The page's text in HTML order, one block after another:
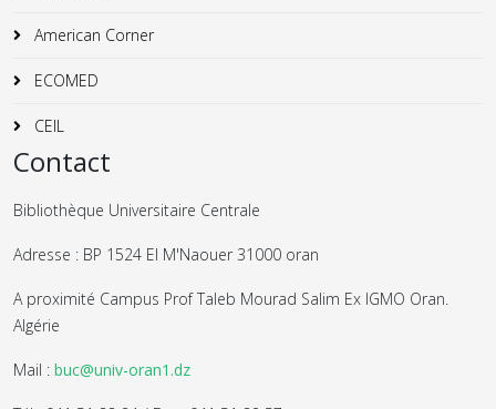
American Corner
ECOMED
CEIL
Contact
Bibliothèque Universitaire Centrale
Adresse : BP 1524 El M'Naouer 31000 oran
A proximité Campus Prof Taleb Mourad Salim Ex IGMO Oran.
Algérie
Mail : buc@univ-oran1.dz